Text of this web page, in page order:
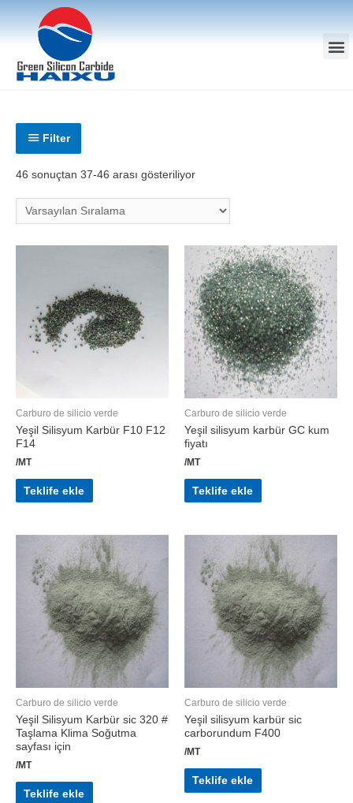
Filter
46 sonuçtan 37-46 arası gösteriliyor
Carburo de silicio verde
Yeşil Silisyum Karbür F10 F12
F14
/MT
Teklife ekle
Carburo de silicio verde
Yeşil silisyum karbür GC kum
fiyatı
/MT
Teklife ekle
Carburo de silicio verde
Yeşil Silisyum Karbür sic 320 #
Taşlama Klima Soğutma
sayfası için
/MT
Teklife ekle
Carburo de silicio verde
Yeşil silisyum karbür sic
carborundum F400
/MT
Teklife ekle